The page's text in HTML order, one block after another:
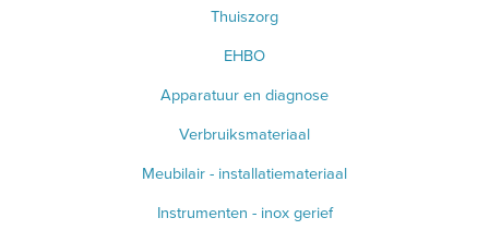
Thuiszorg
EHBO
Apparatuur en diagnose
Verbruiksmateriaal
Meubilair - installatiemateriaal
Instrumenten - inox gerief